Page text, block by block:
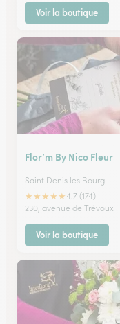
Voir la boutique
Flor’m By Nico Fleur
Saint Denis les Bourg
★★★★★4.7 (174)
230, avenue de Trévoux
Voir la boutique